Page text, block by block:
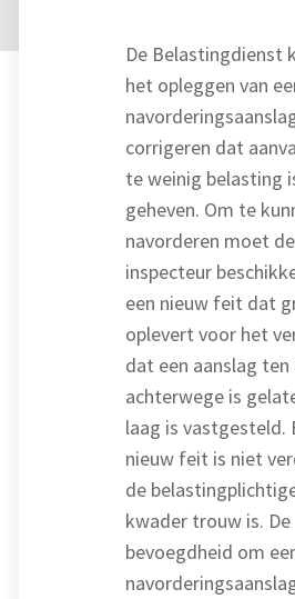
De Belastingdienst
het opleggen van
corrigeren dat
te weinig belasting
geheven. Om te
navorderen moet de
inspecteur
een nieuw feit dat
oplevert voor het
dat een aanslag
achterwege is
laag is vastgesteld.
nieuw feit is niet
de
kwader trouw is. De
bevoegdheid om